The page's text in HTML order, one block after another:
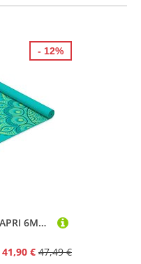
GAIAM YOGAMATTE CAPRI 6MM PREMIUM
41,90 € 47,49 €
- 12%